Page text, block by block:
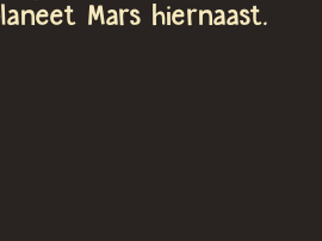
Mars hiernaast.